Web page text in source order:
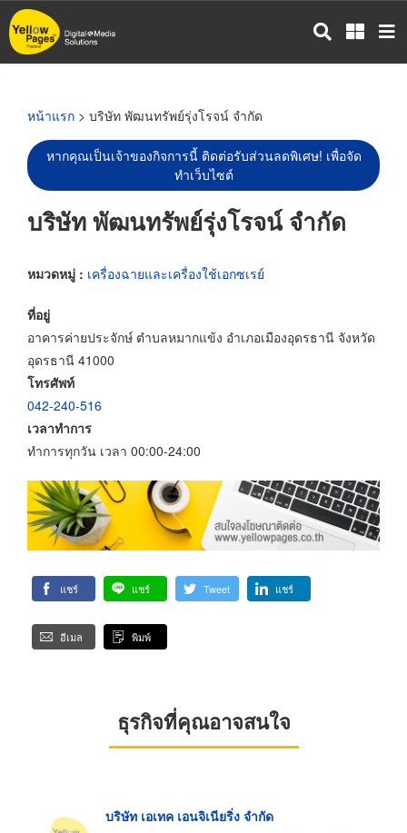
ข้าม
ไป
หน้าแรก > บริษัท พัฒนทรัพย์รุ่งโรจน์ จำกัด
หากคุณเป็นเจ้าของกิจการนี้ ติดต่อรับส่วนลดพิเศษ! เพื่อจัด
ทำเว็บไซต์
บริษัท พัฒนทรัพย์รุ่งโรจน์ จำกัด
หมวดหมู่ : เครื่องฉายและเครื่องใช้เอกซเรย์
ที่อยู่
อาคารค่ายประจักษ์ ตำบลหมากแข้ง อำเภอเมืองอุดรธานี จังหวัด
อุดรธานี 41000
โทรศัพท์
042-240-516
เวลาทำการ
ทำการทุกวัน เวลา 00:00-24:00
แชร์ แชร์ Tweet แชร์
อีเมล พิมพ์
ธุรกิจที่คุณอาจสนใจ
บริษัท เอเทค เอนจิเนียริ่ง จำกัด